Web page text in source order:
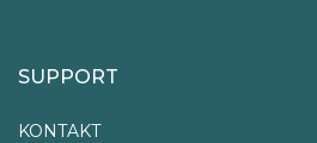
SUPPORT
KONTAKT